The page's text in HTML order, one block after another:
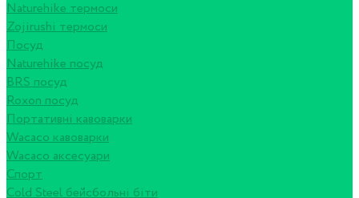
Naturehike термоси
Zojirushi термоси
Посуд
Naturehike посуд
BRS посуд
Roxon посуд
Портативні кавоварки
Wacaco кавоварки
Wacaco аксесуари
Спорт
Cold Steel бейсбольні біти